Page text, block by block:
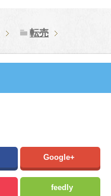
転売
Google+
feedly